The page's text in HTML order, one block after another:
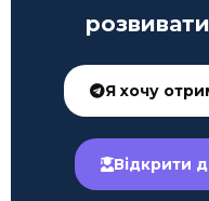
Я хочу
Відкрити